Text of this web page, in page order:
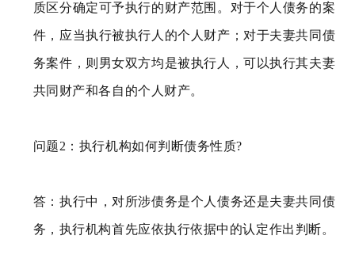
质区分确定可予执行的财产范围。对于个人债务的案
件，应当执行被执行人的个人财产；对于夫妻共同债
务案件，则男女双方均是被执行人，可以执行其夫妻
共同财产和各自的个人财产。
问题2：执行机构如何判断债务性质?
答：执行中，对所涉债务是个人债务还是夫妻共同债
务，执行机构首先应依执行依据中的认定作出判断。